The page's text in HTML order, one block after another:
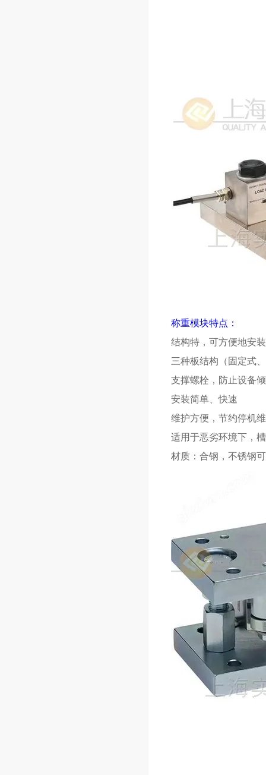
称重模块特点：
结构特，可方便地安
三种板结构（固定式
支撑螺栓，防止设备
安装简单、快速
维护方便，节约停机
适用于恶劣环境下，
材质：合钢，不锈钢